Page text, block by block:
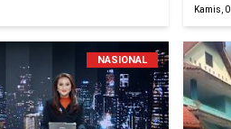
Kamis,
NASIONAL